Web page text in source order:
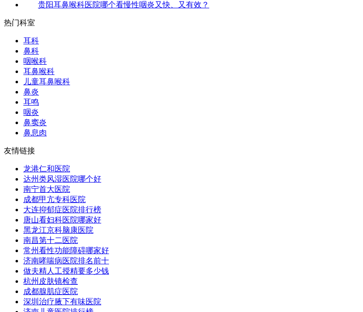
贵阳耳鼻喉科医院哪个看慢性咽炎又快、又有效？
热门科室
耳科
鼻科
咽喉科
耳鼻喉科
儿童耳鼻喉科
鼻炎
耳鸣
咽炎
鼻窦炎
鼻息肉
友情链接
龙港仁和医院
达州类风湿医院哪个好
南宁首大医院
成都甲亢专科医院
大连抑郁症医院排行榜
唐山看妇科医院哪家好
黑龙江京科脑康医院
南昌第十二医院
常州看性功能障碍哪家好
济南哮喘病医院排名前十
做夫精人工授精要多少钱
杭州皮肤镜检查
成都腺肌症医院
深圳治疗腋下有味医院